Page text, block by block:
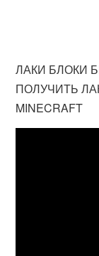
ЛАКИ БЛОКИ
ПОЛУЧИТЬ
MINECRAFT